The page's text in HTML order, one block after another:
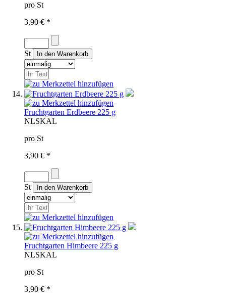
pro St
3,90 € *
St
Fruchtgarten Erdbeere 225 g
NLSKAL
pro St
3,90 € *
St
Fruchtgarten Himbeere 225 g
NLSKAL
pro St
3,90 € *